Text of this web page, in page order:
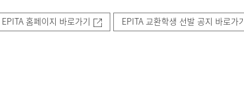
EPITA 홈페이지 바로가기 EPITA 교환학생 선발 공지 바로가